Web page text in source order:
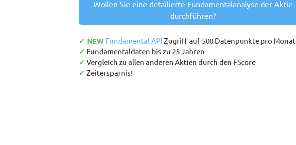
Wollen Sie eine detailierte Fundamentalanalyse der Aktie
durchführen?
✓ NEW Fundamental API Zugriff auf 500 Datenpunkte pro Monat
✓ Fundamentaldaten bis zu 25 Jahren
✓ Vergleich zu allen anderen Aktien durch den FScore
✓ Zeitersparnis!